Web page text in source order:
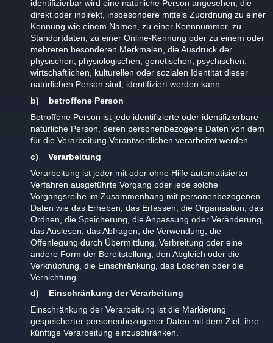
identifizierbar wird eine natürliche Person angesehen, die
direkt oder indirekt, insbesondere mittels Zuordnung zu einer
Kennung wie einem Namen, zu einer Kennnummer, zu
Standortdaten, zu einer Online-Kennung oder zu einem oder
mehreren besonderen Merkmalen, die Ausdruck der
physischen, physiologischen, genetischen, psychischen,
wirtschaftlichen, kulturellen oder sozialen Identität dieser
natürlichen Person sind, identifiziert werden kann.
b) betroffene Person
Betroffene Person ist jede identifizierte oder identifizierbare
natürliche Person, deren personenbezogene Daten von dem
für die Verarbeitung Verantwortlichen verarbeitet werden.
c) Verarbeitung
Verarbeitung ist jeder mit oder ohne Hilfe automatisierter
Verfahren ausgeführte Vorgang oder jede solche
Vorgangsreihe im Zusammenhang mit personenbezogenen
Daten wie das Erheben, das Erfassen, die Organisation, das
Ordnen, die Speicherung, die Anpassung oder Veränderung,
das Auslesen, das Abfragen, die Verwendung, die
Offenlegung durch Übermittlung, Verbreitung oder eine
andere Form der Bereitstellung, den Abgleich oder die
Verknüpfung, die Einschränkung, das Löschen oder die
Vernichtung.
d) Einschränkung der Verarbeitung
Einschränkung der Verarbeitung ist die Markierung
gespeicherter personenbezogener Daten mit dem Ziel, ihre
künftige Verarbeitung einzuschränken.